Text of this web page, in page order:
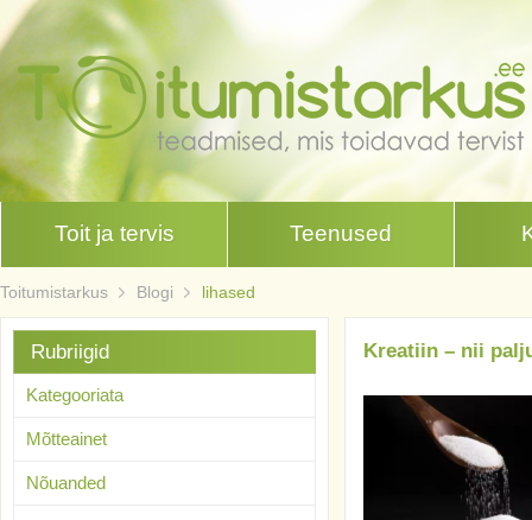
Toit ja tervis Teenused
Toitumistarkus Blogi lihased
Kreatiin – nii
Rubriigid
Kategooriata
Mõtteainet
Nõuanded